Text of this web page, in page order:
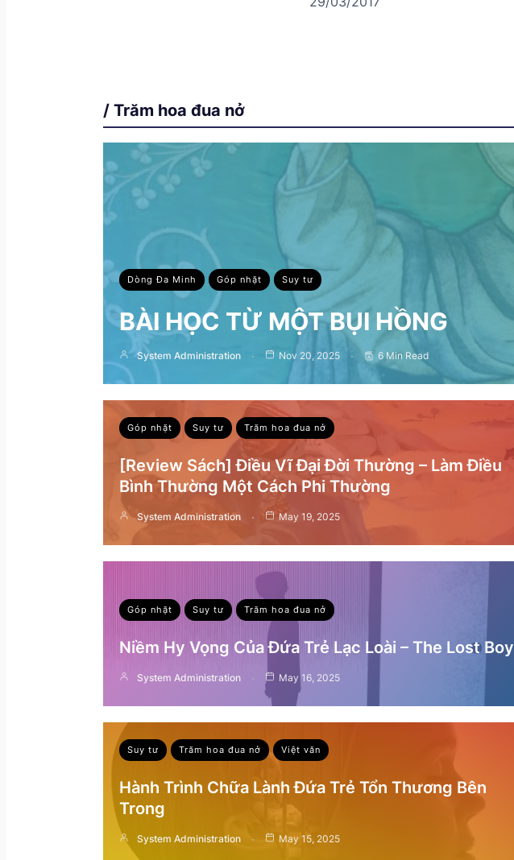
/ Trăm hoa đua nở
Dòng Đa Minh Góp nhặt Suy tư
BÀI HỌC TỪ MỘT BỤI HỒNG
System Administration Nov 20, 2025 6 Min Read
Góp nhặt Suy tư Trăm hoa đua nở
[Review Sách] Điều Vĩ Đại Đời Thường – Làm Điều
Bình Thường Một Cách Phi Thường
System Administration May 19, 2025
Góp nhặt Suy tư Trăm hoa đua nở
Niềm Hy Vọng Của Đứa Trẻ Lạc Loài – The Lost Boy
System Administration May 16, 2025
Suy tư Trăm hoa đua nở Việt văn
Hành Trình Chữa Lành Đứa Trẻ Tổn Thương Bên
Trong
System Administration May 15, 2025